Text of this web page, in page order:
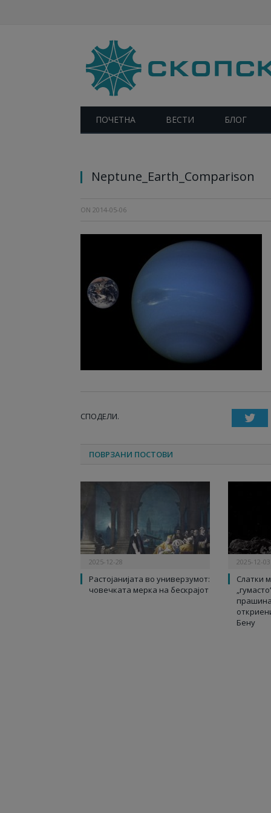
ПОЧЕТНА ВЕСТИ
БЛОГ
Neptune_Earth_Comparison
ON 2014-05-06
СПОДЕЛИ.
ПОВРЗАНИ ПОСТОВИ
2025-12-28
Растојанијата во универзумот:
човечката мерка на бескрајот
2025-12-03
Слатки
Бену